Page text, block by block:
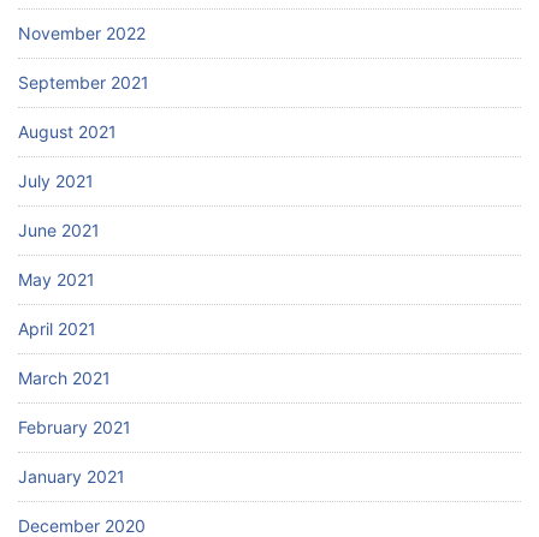
November 2022
September 2021
August 2021
July 2021
June 2021
May 2021
April 2021
March 2021
February 2021
January 2021
December 2020